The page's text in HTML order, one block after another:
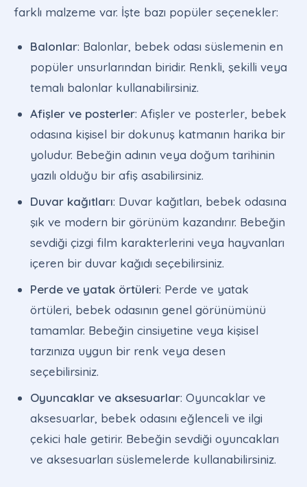
farklı malzeme var. İşte bazı popüler seçenekler:
Balonlar: Balonlar, bebek odası süslemenin en
popüler unsurlarından biridir. Renkli, şekilli veya
temalı balonlar kullanabilirsiniz.
Afişler ve posterler: Afişler ve posterler, bebek
odasına kişisel bir dokunuş katmanın harika bir
yoludur. Bebeğin adının veya doğum tarihinin
yazılı olduğu bir afiş asabilirsiniz.
Duvar kağıtları: Duvar kağıtları, bebek odasına
şık ve modern bir görünüm kazandırır. Bebeğin
sevdiği çizgi film karakterlerini veya hayvanları
içeren bir duvar kağıdı seçebilirsiniz.
Perde ve yatak örtüleri: Perde ve yatak
örtüleri, bebek odasının genel görünümünü
tamamlar. Bebeğin cinsiyetine veya kişisel
tarzınıza uygun bir renk veya desen
seçebilirsiniz.
Oyuncaklar ve aksesuarlar: Oyuncaklar ve
aksesuarlar, bebek odasını eğlenceli ve ilgi
çekici hale getirir. Bebeğin sevdiği oyuncakları
ve aksesuarları süslemelerde kullanabilirsiniz.